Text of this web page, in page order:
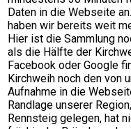
Daten in die Webseite
haben wir bereits weit
Hier ist die Sammlung
als die Hälfte der
Facebook oder Google
Kirchweih noch den von
Aufnahme in die
Randlage unserer
Rennsteig gelegen, hat